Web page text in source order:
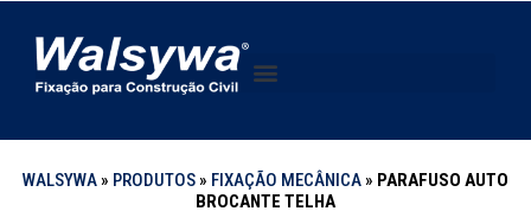
WALSYWA» PRODUTOS» FIXAÇÃO MECÂNICA» PARAFUSO AUTO
BROCANTE TELHA